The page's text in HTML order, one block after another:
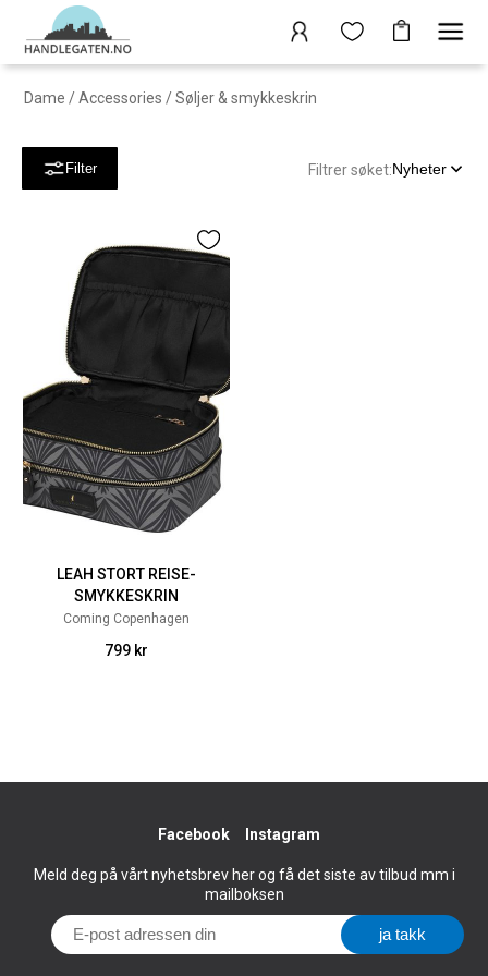
Dame /Accessories /Søljer & smykkeskrin
Filter Filtrer søket:Nyheter
LEAH STORT REISE-
SMYKKESKRIN
Coming Copenhagen
799 kr
Facebook Instagram
Meld deg på vårt nyhetsbrev her og få det siste av tilbud mm i
mailboksen